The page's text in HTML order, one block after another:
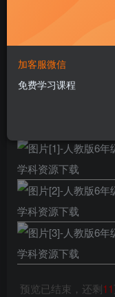
格式
页数
预览已结束，还剩11
加客服微信
免费学习课程